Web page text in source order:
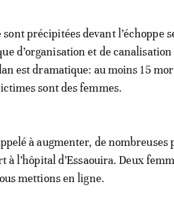
précipitées devant l’échoppe
d’organisation et de
est dramatique: au moins 15
sont des femmes.
à augmenter, de nombreuses
l’hôpital d’Essaouira. Deux
mettions en ligne.